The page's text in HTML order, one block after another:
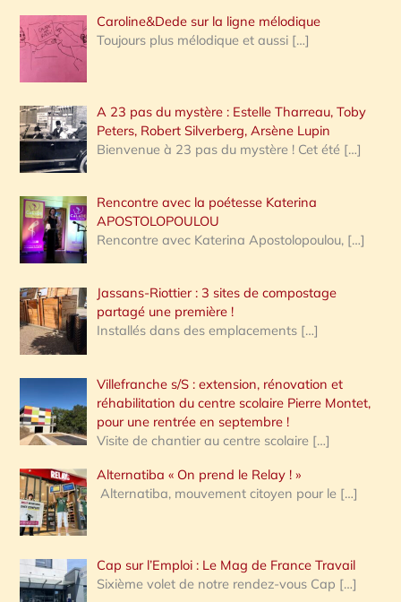
Caroline&Dede sur la ligne mélodique
Toujours plus mélodique et aussi […]
A 23 pas du mystère : Estelle Tharreau, Toby
Peters, Robert Silverberg, Arsène Lupin
Bienvenue à 23 pas du mystère ! Cet été […]
Rencontre avec la poétesse Katerina
APOSTOLOPOULOU
Rencontre avec Katerina Apostolopoulou, […]
Jassans-Riottier : 3 sites de compostage
partagé une première !
Installés dans des emplacements […]
Villefranche s/S : extension, rénovation et
réhabilitation du centre scolaire Pierre Montet,
pour une rentrée en septembre !
Visite de chantier au centre scolaire […]
Alternatiba « On prend le Relay ! »
Alternatiba, mouvement citoyen pour le […]
Cap sur l’Emploi : Le Mag de France Travail
Sixième volet de notre rendez-vous Cap […]